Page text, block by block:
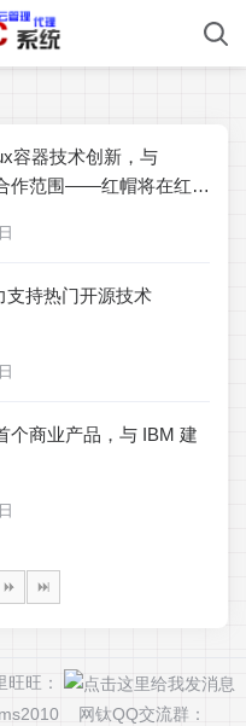
容器技术创新，与
作范围——红帽将在红帽
测试计划和OpenShift
入Docker容器技术
支持热门开源技术
个商业产品，与 IBM 建
旺旺：
网钛QQ交流群：